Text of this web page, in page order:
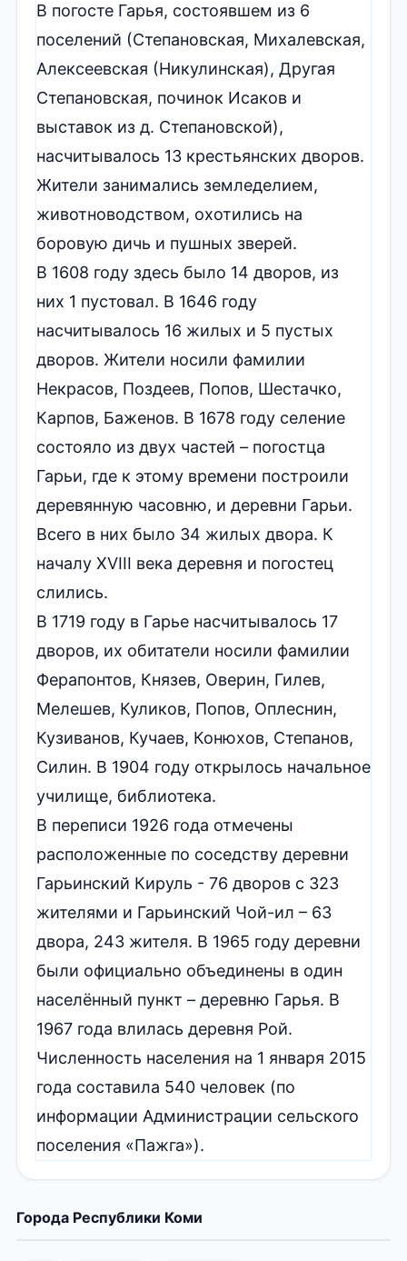
В погосте Гарья, состоявшем из 6
поселений (Степановская, Михалевская,
Алексеевская (Никулинская), Другая
Степановская, починок Исаков и
выставок из д. Степановской),
насчитывалось 13 крестьянских дворов.
Жители занимались земледелием,
животноводством, охотились на
боровую дичь и пушных зверей.
В 1608 году здесь было 14 дворов, из
них 1 пустовал. В 1646 году
насчитывалось 16 жилых и 5 пустых
дворов. Жители носили фамилии
Некрасов, Поздеев, Попов, Шестачко,
Карпов, Баженов. В 1678 году селение
состояло из двух частей – погостца
Гарьи, где к этому времени построили
деревянную часовню, и деревни Гарьи.
Всего в них было 34 жилых двора. К
началу XVIII века деревня и погостец
слились.
В 1719 году в Гарье насчитывалось 17
дворов, их обитатели носили фамилии
Ферапонтов, Князев, Оверин, Гилев,
Мелешев, Куликов, Попов, Оплеснин,
Кузиванов, Кучаев, Конюхов, Степанов,
Силин. В 1904 году открылось начальное
училище, библиотека.
В переписи 1926 года отмечены
расположенные по соседству деревни
Гарьинский Кируль - 76 дворов с 323
жителями и Гарьинский Чой-ил – 63
двора, 243 жителя. В 1965 году деревни
были официально объединены в один
населённый пункт – деревню Гарья. В
1967 года влилась деревня Рой.
Численность населения на 1 января 2015
года составила 540 человек (по
информации Администрации сельского
поселения «Пажга»).
Города Республики Коми